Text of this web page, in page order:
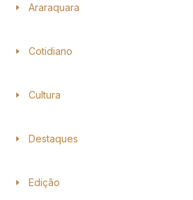
Araraquara
Cotidiano
Cultura
Destaques
Edição